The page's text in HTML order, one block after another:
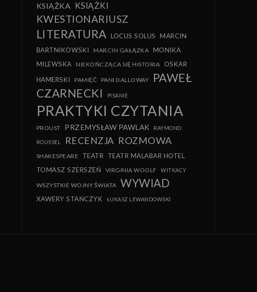
KSIĄŻKA KSIĄŻKI
KWESTIONARIUSZ
LITERATURA LOCUS SOLUS
MARCIN
BARTNIKOWSKI
MARCIN GAŁĄZKA MONIKA
MILEWSKA
NIEKOŃCZĄCA SIĘ HISTORIA OSKAR
HAMERSKI
PAMIĘĆ PANI DALLOWAY
PAWEŁ
CZARNECKI
PISANIE
PRAKTYKI CZYTANIA
PROUST PRZEMYSŁAW PAWLAK RAYMOND
ROUSSEL RECENZJA ROZMOWA
SHAKESPEARE TEATR
TEATR MALABAR HOTEL
TOMASZ SZERSZEŃ
VIRGINIA WOOLF WITKACY
WSZYSTKIE WOJNY ŚWIATA WYWIAD
XAWERY STAŃCZYK ŁUKASZ LEWANDOWSKI